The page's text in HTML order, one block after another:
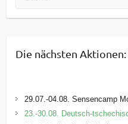
Die nächsten Aktionen:
29.07.-04.08. Sensencamp
23.-30.08. Deutsch-